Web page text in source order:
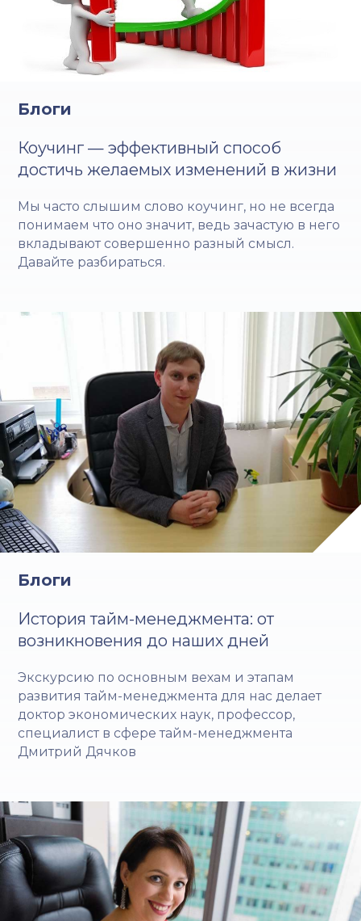
Блоги
Коучинг — эффективный способ
достичь желаемых изменений в жизни
Мы часто слышим слово коучинг, но не всегда
понимаем что оно значит, ведь зачастую в него
вкладывают совершенно разный смысл.
Давайте разбираться.
Блоги
История тайм-менеджмента: от
возникновения до наших дней
Экскурсию по основным вехам и этапам
развития тайм-менеджмента для нас делает
доктор экономических наук, профессор,
специалист в сфере тайм-менеджмента
Дмитрий Дячков